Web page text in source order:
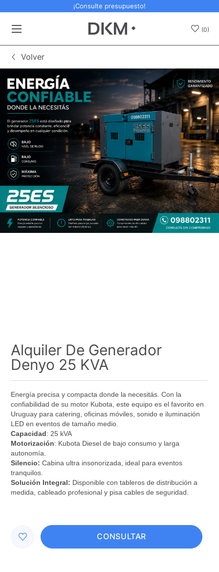
¡Consulte presupuesto!
(0)
Volver
Alquiler De Generador
Denyo 25 KVA
Energía precisa y compacta donde la necesitás. Con la
confiabilidad de su motor Kubota, este equipo es el favorito en
Uruguay para catering, oficinas móviles, sonido e iluminación
LED en eventos de tamaño medio.
Capacidad: 25 kVA
Motorización: Kubota Diesel de bajo consumo y larga
autonomía.
Silencio:Cabina ultra insonorizada, ideal paraeventos
tranquilos.
Solución Integral: Disponible con tableros de distribución a
medida, cableado profesional y pisa cables de seguridad.
CONSULTAR